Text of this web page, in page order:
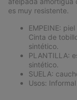
es muy resistente.
EMPEINE:
Cinta de
sintético.
PLANTILLA:
sintético.
SUELA:
Usos: Informal